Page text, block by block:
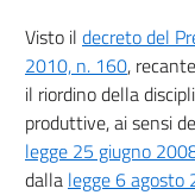
Visto il decreto del
2010, n. 160,
il riordino della
produttive, ai sensi
legge 25 giugno
dalla legge 6 agosto